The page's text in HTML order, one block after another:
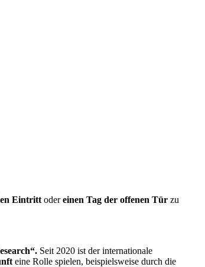
Eintritt odereinen Tag der offenen Tür zu
Seit 2020 ist der internationale
eine Rolle spielen, beispielsweise durch die